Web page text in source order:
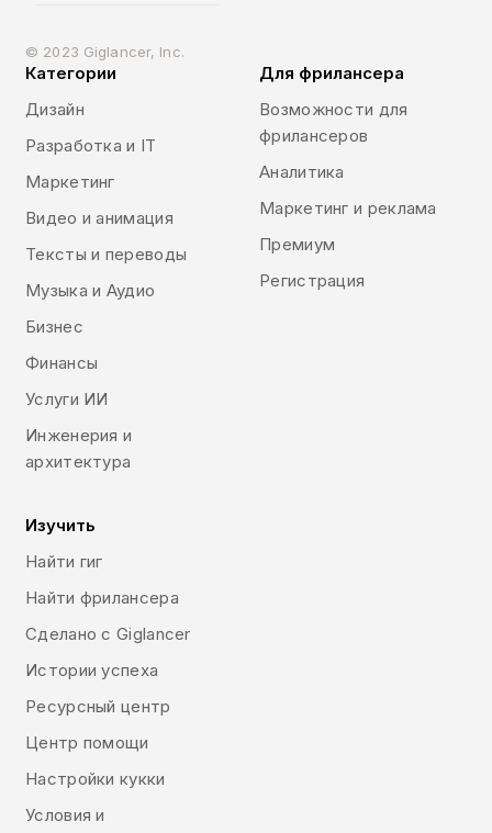
© 2023 Giglancer, Inc.
Категории
Дизайн
Разработка и IT
Маркетинг
Видео и анимация
Тексты и переводы
Музыка и Аудио
Бизнес
Финансы
Услуги ИИ
Инженерия и
архитектура
Для фрилансера
Возможности для
фрилансеров
Аналитика
Маркетинг и реклама
Премиум
Регистрация
Изучить
Найти гиг
Найти фрилансера
Сделано с Giglancer
Истории успеха
Ресурсный центр
Центр помощи
Настройки кукки
Условия и